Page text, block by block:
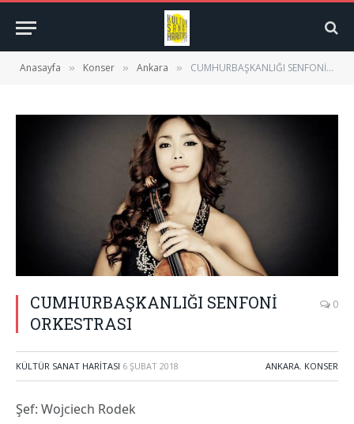
Anasayfa » Konser » Ankara » CUMHURBAŞKANLIĞI SENFONİ ORKESTRASI
CUMHURBAŞKANLIĞI SENFONİ
ORKESTRASI
0
KÜLTÜR SANAT HARITASI 6 ŞUBAT 2018 ANKARA, KONSER
Şef: Wojciech Rodek